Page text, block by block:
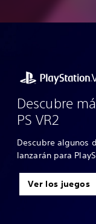
Descubre
PS VR2
Descubre algunos
lanzarán para
Ver los juegos